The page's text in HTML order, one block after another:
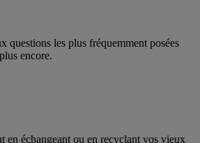
questions les plus fréquemment posées
encore.
en échangeant ou en recyclant vos vieux